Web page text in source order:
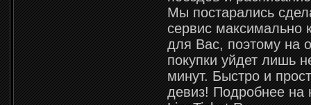
Мы постарались
сервис максимально
для Вас, поэтому на
покупки уйдет лишь
минут. Быстро и
девиз! Подробнее на